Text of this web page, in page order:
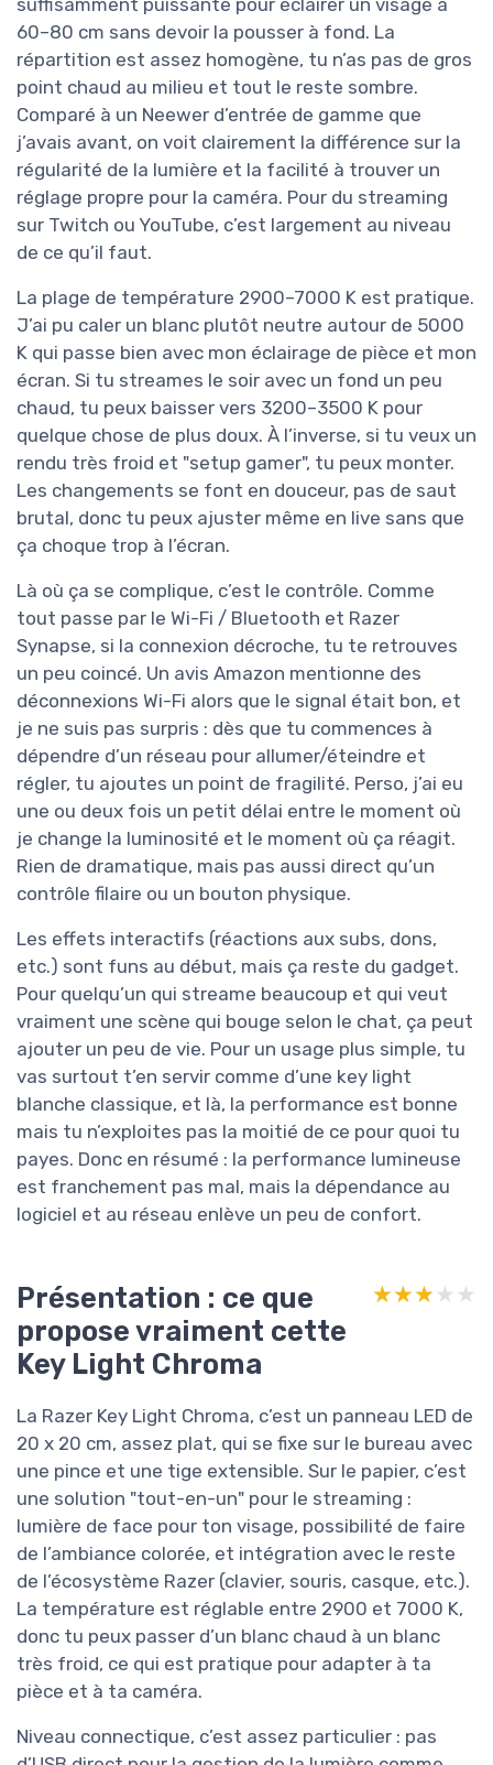
60–80 cm sans devoir la pousser à fond. La
répartition est assez homogène, tu n’as pas de gros
point chaud au milieu et tout le reste sombre.
Comparé à un Neewer d’entrée de gamme que
j’avais avant, on voit clairement la différence sur la
régularité de la lumière et la facilité à trouver un
réglage propre pour la caméra. Pour du streaming
sur Twitch ou YouTube, c’est largement au niveau
de ce qu’il faut.
La plage de température 2900–7000 K est pratique.
J’ai pu caler un blanc plutôt neutre autour de 5000
K qui passe bien avec mon éclairage de pièce et mon
écran. Si tu streames le soir avec un fond un peu
chaud, tu peux baisser vers 3200–3500 K pour
quelque chose de plus doux. À l’inverse, si tu veux un
rendu très froid et "setup gamer", tu peux monter.
Les changements se font en douceur, pas de saut
brutal, donc tu peux ajuster même en live sans que
ça choque trop à l’écran.
Là où ça se complique, c’est le contrôle. Comme
tout passe par le Wi-Fi / Bluetooth et Razer
Synapse, si la connexion décroche, tu te retrouves
un peu coincé. Un avis Amazon mentionne des
déconnexions Wi-Fi alors que le signal était bon, et
je ne suis pas surpris : dès que tu commences à
dépendre d’un réseau pour allumer/éteindre et
régler, tu ajoutes un point de fragilité. Perso, j’ai eu
une ou deux fois un petit délai entre le moment où
je change la luminosité et le moment où ça réagit.
Rien de dramatique, mais pas aussi direct qu’un
contrôle filaire ou un bouton physique.
Les effets interactifs (réactions aux subs, dons,
etc.) sont funs au début, mais ça reste du gadget.
Pour quelqu’un qui streame beaucoup et qui veut
vraiment une scène qui bouge selon le chat, ça peut
ajouter un peu de vie. Pour un usage plus simple, tu
vas surtout t’en servir comme d’une key light
blanche classique, et là, la performance est bonne
mais tu n’exploites pas la moitié de ce pour quoi tu
payes. Donc en résumé : la performance lumineuse
est franchement pas mal, mais la dépendance au
logiciel et au réseau enlève un peu de confort.
Présentation : ce que
propose vraiment cette
Key Light Chroma
★★★★★
★★★★★
La Razer Key Light Chroma, c’est un panneau LED de
20 x 20 cm, assez plat, qui se fixe sur le bureau avec
une pince et une tige extensible. Sur le papier, c’est
une solution "tout-en-un" pour le streaming :
lumière de face pour ton visage, possibilité de faire
de l’ambiance colorée, et intégration avec le reste
de l’écosystème Razer (clavier, souris, casque, etc.).
La température est réglable entre 2900 et 7000 K,
donc tu peux passer d’un blanc chaud à un blanc
très froid, ce qui est pratique pour adapter à ta
pièce et à ta caméra.
Niveau connectique, c’est assez particulier : pas